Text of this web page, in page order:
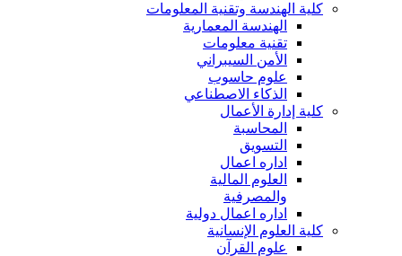
كلية الهندسة وتقنية المعلومات
الهندسة المعمارية
تقنية معلومات
الأمن السيبراني
علوم حاسوب
الذكاء الاصطناعي
كلية إدارة الأعمال
المحاسبة
التسويق
اداره اعمال
العلوم المالية
والمصرفية
اداره اعمال دولية
كلية العلوم الإنسانية
علوم القرآن